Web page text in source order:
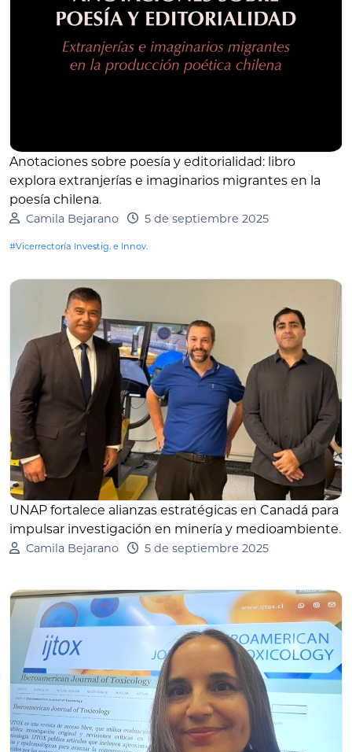
Anotaciones sobre poesía y editorialidad: libro
explora extranjerías e imaginarios migrantes en la
poesía chilena.
Camila Bejarano 5 de septiembre 2025
#Vicerrectoría Investig. e Innov.
UNAP fortalece alianzas estratégicas en Canadá para
impulsar investigación en minería y medioambiente.
Camila Bejarano 5 de septiembre 2025